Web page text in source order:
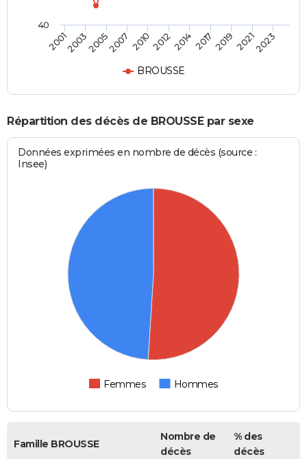
BROUSSE
2001200320052007 2010201220142017201920212023
40
Répartition des décès de BROUSSE par sexe
Données exprimées en nombre de décès (source :
Insee)
Femmes Hommes
Famille BROUSSE
Nombre de
décès
% des
décès